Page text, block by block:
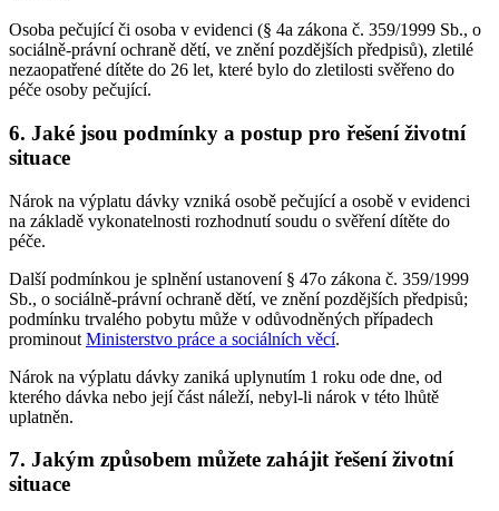
Osoba pečující či osoba v evidenci (§ 4a zákona č. 359/1999 Sb., o
sociálně-právní ochraně dětí, ve znění pozdějších předpisů), zletilé
nezaopatřené dítěte do 26 let, které bylo do zletilosti svěřeno do
péče osoby pečující.
6. Jaké jsou podmínky a postup pro řešení životní
situace
Nárok na výplatu dávky vzniká osobě pečující a osobě v evidenci
na základě vykonatelnosti rozhodnutí soudu o svěření dítěte do
péče.
Další podmínkou je splnění ustanovení § 47o zákona č. 359/1999
Sb., o sociálně-právní ochraně dětí, ve znění pozdějších předpisů;
podmínku trvalého pobytu může v odůvodněných případech
prominout Ministerstvo práce a sociálních věcí.
Nárok na výplatu dávky zaniká uplynutím 1 roku ode dne, od
kterého dávka nebo její část náleží, nebyl-li nárok v této lhůtě
uplatněn.
7. Jakým způsobem můžete zahájit řešení životní
situace